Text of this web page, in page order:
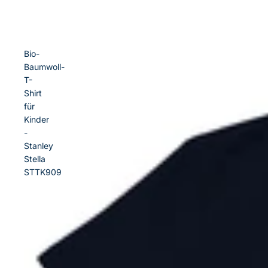
Bio-
Baumwoll-
T-
Shirt
für
Kinder
-
Stanley
Stella
STTK909